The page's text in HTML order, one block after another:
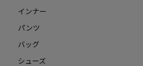
インナー
パンツ
バッグ
シューズ